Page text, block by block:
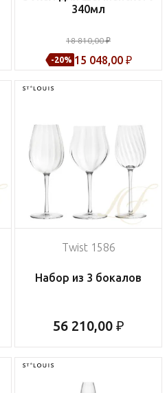
340мл
18 810,00 ₽
-20% 15 048,00 ₽
Twist 1586
Набор из 3 бокалов
56 210,00 ₽